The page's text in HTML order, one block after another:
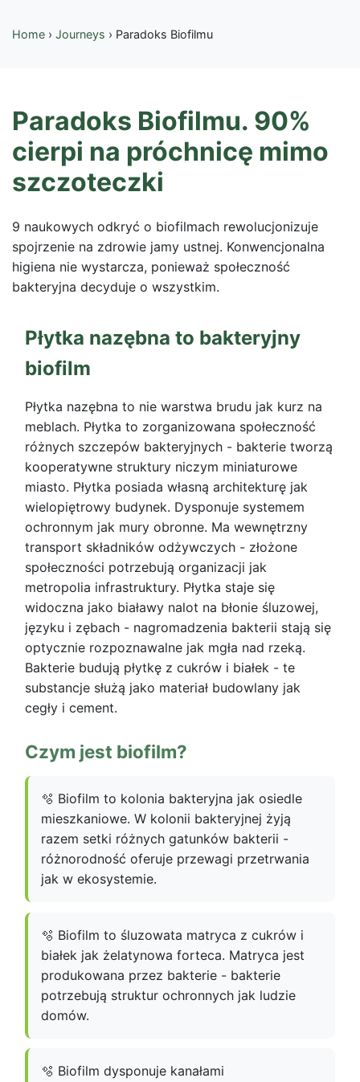
Home › Journeys › Paradoks Biofilmu
Paradoks Biofilmu. 90%
cierpi na próchnicę mimo
szczoteczki
9 naukowych odkryć o biofilmach rewolucjonizuje
spojrzenie na zdrowie jamy ustnej. Konwencjonalna
higiena nie wystarcza, ponieważ społeczność
bakteryjna decyduje o wszystkim.
Płytka nazębna to bakteryjny
biofilm
Płytka nazębna to nie warstwa brudu jak kurz na
meblach. Płytka to zorganizowana społeczność
różnych szczepów bakteryjnych - bakterie tworzą
kooperatywne struktury niczym miniaturowe
miasto. Płytka posiada własną architekturę jak
wielopiętrowy budynek. Dysponuje systemem
ochronnym jak mury obronne. Ma wewnętrzny
transport składników odżywczych - złożone
społeczności potrzebują organizacji jak
metropolia infrastruktury. Płytka staje się
widoczna jako białawy nalot na błonie śluzowej,
języku i zębach - nagromadzenia bakterii stają się
optycznie rozpoznawalne jak mgła nad rzeką.
Bakterie budują płytkę z cukrów i białek - te
substancje służą jako materiał budowlany jak
cegły i cement.
Czym jest biofilm?
🫧 Biofilm to kolonia bakteryjna jak osiedle
mieszkaniowe. W kolonii bakteryjnej żyją
razem setki różnych gatunków bakterii -
różnorodność oferuje przewagi przetrwania
jak w ekosystemie.
🫧 Biofilm to śluzowata matryca z cukrów i
białek jak żelatynowa forteca. Matryca jest
produkowana przez bakterie - bakterie
potrzebują struktur ochronnych jak ludzie
domów.
🫧 Biofilm dysponuje kanałami